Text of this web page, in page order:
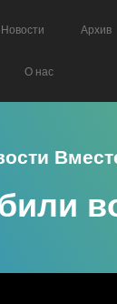
Новости Архив
О нас